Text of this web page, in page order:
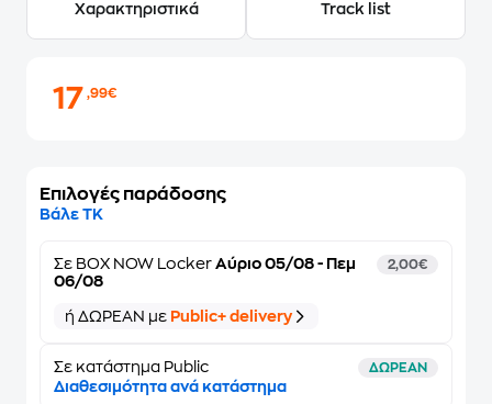
Χαρακτηριστικά Track list
17,99€
Επιλογές παράδοσης
Βάλε ΤΚ
Σε BOX NOW Locker Αύριο 05/08 - Πεμ
06/08
2,00€
ή ΔΩΡΕΑΝ με Public+ delivery
Σε κατάστημα Public ΔΩΡΕΑΝ
Διαθεσιμότητα ανά κατάστημα